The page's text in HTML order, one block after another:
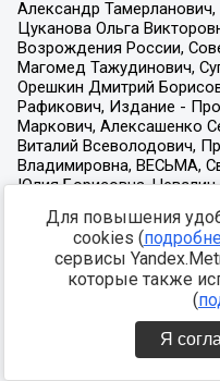
Для повышения
cookies (
сервисы
которые также
(
Я